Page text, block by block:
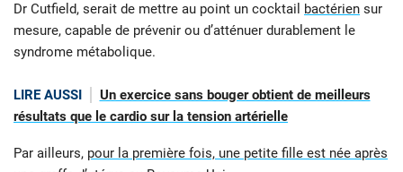
Dr Cutfield, serait de mettre au point un cocktail
bactérien sur
mesure, capable de prévenir ou d’atténuer durablement le
syndrome métabolique.
LIRE AUSSI
Un exercice sans bouger obtient de meilleurs
résultats que le cardio sur la tension artérielle
Par ailleurs, pour la première fois, une petite fille est née après